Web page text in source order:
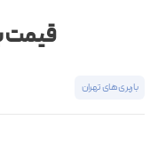
قیمت
باربری های تهران